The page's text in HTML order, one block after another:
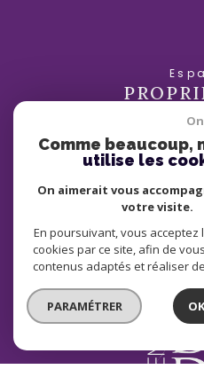
se
Comme beaucoup,
utilise les
On aimerait vous
votre visite.
En poursuivant, vous acceptez
cookies par ce site, afin de
contenus adaptés et réaliser
PARAMÉTRER